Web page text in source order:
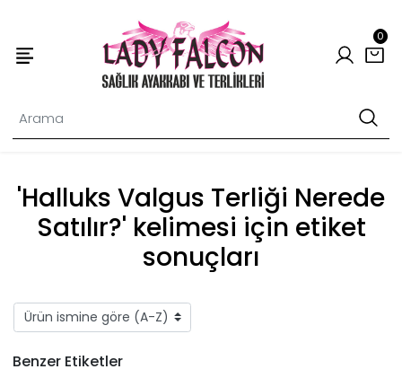
0
'Halluks Valgus Terliği Nerede
Satılır?' kelimesi için etiket
sonuçları
Benzer Etiketler